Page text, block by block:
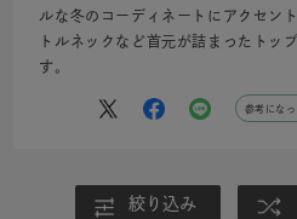
ルな冬のコーディネートにアクセン
トルネックなど首元が詰まったトッ
す。
参考になっ
絞り込み